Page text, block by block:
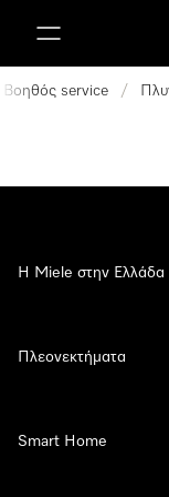
Βοηθός service /
Η Miele στην Ελλάδα
Πλεονεκτήματα
Smart Home